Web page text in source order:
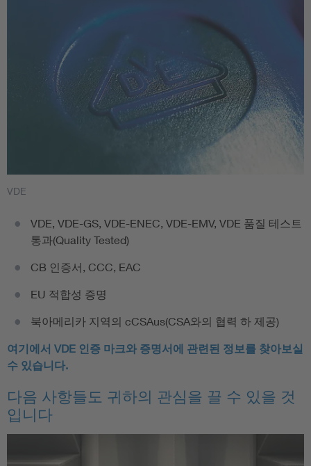
VDE
VDE, VDE-GS, VDE-ENEC, VDE-EMV, VDE 품질 테스트
통과(Quality Tested)
CB 인증서, CCC, EAC
EU 적합성 증명
북아메리카 지역의 cCSAus(CSA와의 협력 하 제공)
여기에서 VDE 인증 마크와 증명서에 관련된 정보를 찾아보실
수 있습니다.
다음 사항들도 귀하의 관심을 끌 수 있을 것
입니다